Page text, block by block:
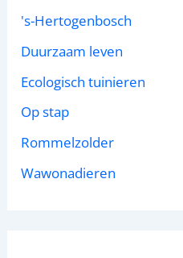
's-Hertogenbosch
Duurzaam leven
Ecologisch tuinieren
Op stap
Rommelzolder
Wawonadieren